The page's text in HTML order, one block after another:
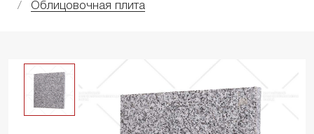
Облицовочная плита